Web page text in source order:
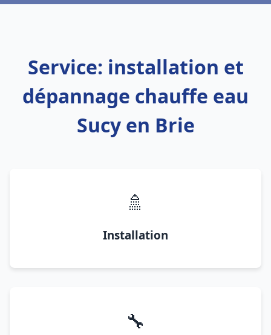
Service: installation et
dépannage chauffe eau
Sucy en Brie
🚿
Installation
🔧